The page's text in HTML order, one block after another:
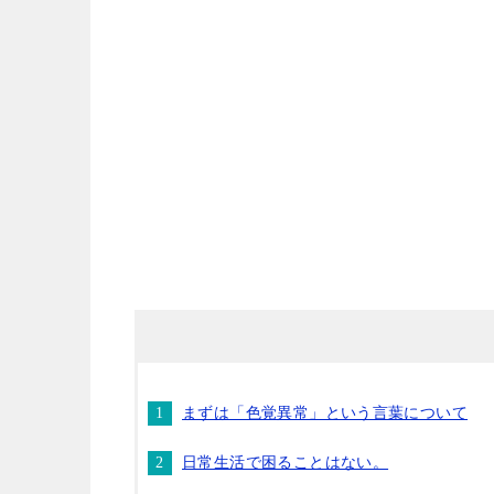
まずは「色覚異常」という言葉について
日常生活で困ることはない。